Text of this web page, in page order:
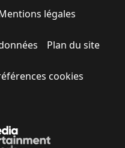
légales
Plan du site
cookies